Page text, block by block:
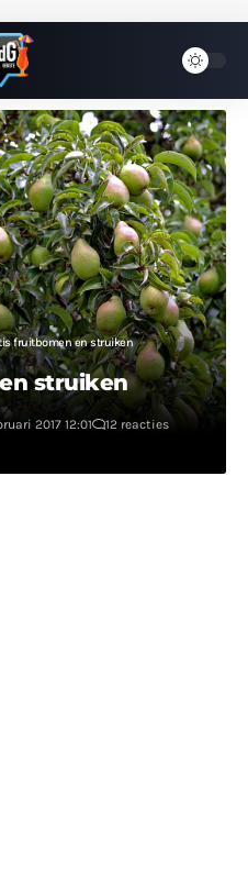
fruitbomen en struiken
struiken
2017 12:01
12 reacties